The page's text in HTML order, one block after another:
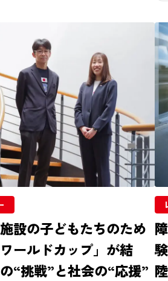
施設の子どもたちのため
ールドカップ」が結
“挑戦”と社会の“応援”